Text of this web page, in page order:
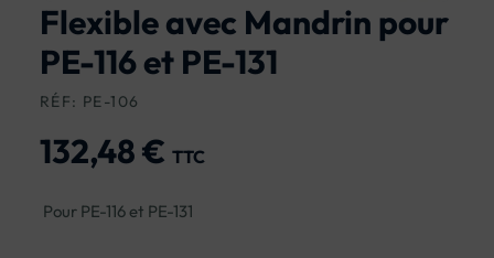
Flexible avec Mandrin pour
PE-116 et PE-131
RÉF: PE-106
132,48 € TTC
Pour PE-116 et PE-131